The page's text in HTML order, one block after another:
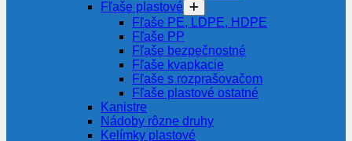
Fľaše plastové
Fľaše PE, LDPE, HDPE
Fľaše PP
Fľaše bezpečnostné
Fľaše kvapkacie
Fľaše s rozprašovačom
Fľaše plastové ostatné
Kanistre
Nádoby rôzne druhy
Kelímky plastové